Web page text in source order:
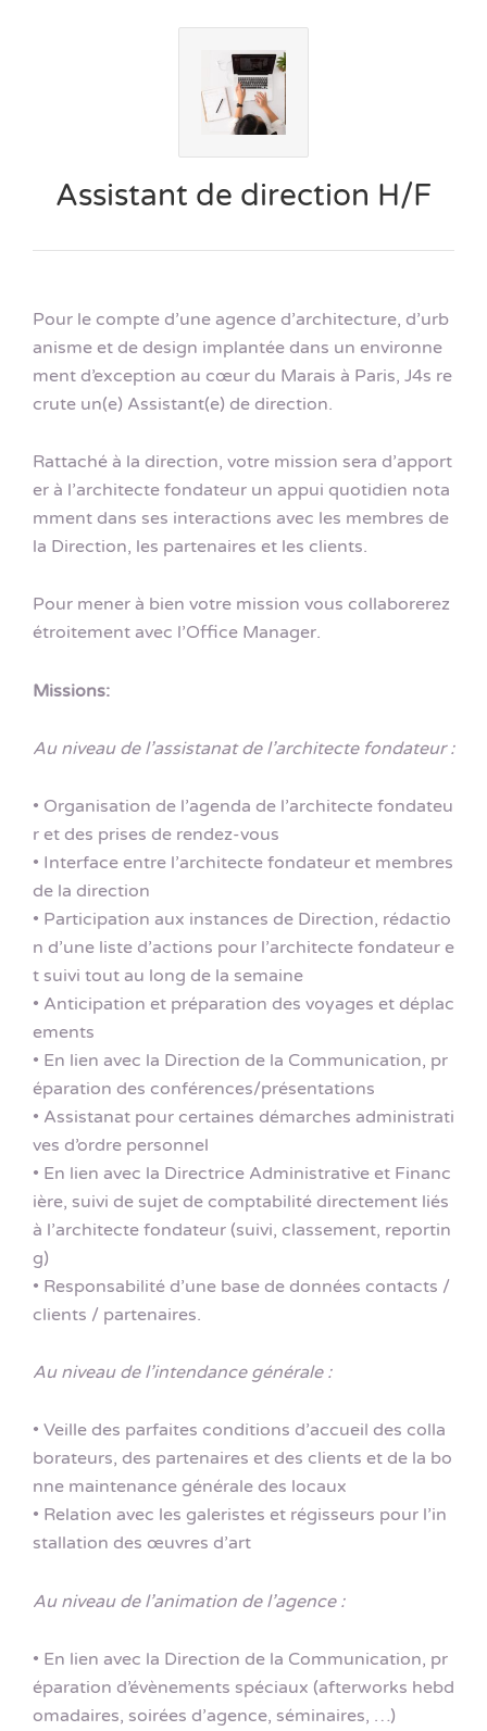
Assistant de direction H/F
Pour le compte d’une agence d’architecture, d’urb
anisme et de design implantée dans un environne
ment d’exception au cœur du Marais à Paris, J4s re
crute un(e) Assistant(e) de direction.
Rattaché à la direction, votre mission sera d’apport
er à l’architecte fondateur un appui quotidien nota
mment dans ses interactions avec les membres de
la Direction, les partenaires et les clients.
Pour mener à bien votre mission vous collaborerez
étroitement avec l’Office Manager.
Missions:
Au niveau de l’assistanat de l’architecte fondateur :
• Organisation de l’agenda de l’architecte fondateu
r et des prises de rendez-vous
• Interface entre l’architecte fondateur et membres
de la direction
• Participation aux instances de Direction, rédactio
n d’une liste d’actions pour l’architecte fondateur e
t suivi tout au long de la semaine
• Anticipation et préparation des voyages et déplac
ements
• En lien avec la Direction de la Communication, pr
éparation des conférences/présentations
• Assistanat pour certaines démarches administrati
ves d’ordre personnel
• En lien avec la Directrice Administrative et Financ
ière, suivi de sujet de comptabilité directement liés
à l’architecte fondateur (suivi, classement, reportin
g)
• Responsabilité d’une base de données contacts /
clients / partenaires.
Au niveau de l’intendance générale :
• Veille des parfaites conditions d’accueil des colla
borateurs, des partenaires et des clients et de la bo
nne maintenance générale des locaux
• Relation avec les galeristes et régisseurs pour l’in
stallation des œuvres d’art
Au niveau de l’animation de l’agence :
• En lien avec la Direction de la Communication, pr
éparation d’évènements spéciaux (afterworks hebd
omadaires, soirées d’agence, séminaires, …)